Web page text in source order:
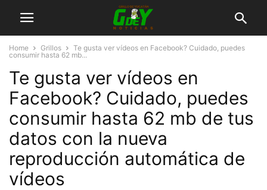
Home Grillos
Te gusta ver vídeos en Facebook? Cuidado, puedes
consumir hasta 62 mb...
Te gusta ver vídeos en
Facebook? Cuidado, puedes
consumir hasta 62 mb de tus
datos con la nueva
reproducción automática de
vídeos